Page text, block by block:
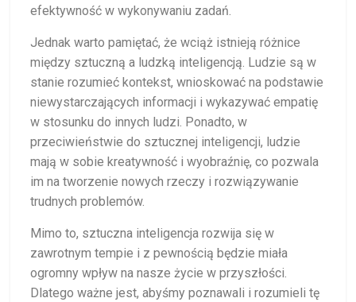
efektywność w wykonywaniu zadań.
Jednak warto pamiętać, że wciąż istnieją różnice
między sztuczną a ludzką inteligencją. Ludzie są w
stanie rozumieć kontekst, wnioskować na podstawie
niewystarczających informacji i wykazywać empatię
w stosunku do innych ludzi. Ponadto, w
przeciwieństwie do sztucznej inteligencji, ludzie
mają w sobie kreatywność i wyobraźnię, co pozwala
im na tworzenie nowych rzeczy i rozwiązywanie
trudnych problemów.
Mimo to, sztuczna inteligencja rozwija się w
zawrotnym tempie i z pewnością będzie miała
ogromny wpływ na nasze życie w przyszłości.
Dlatego ważne jest, abyśmy poznawali i rozumieli tę